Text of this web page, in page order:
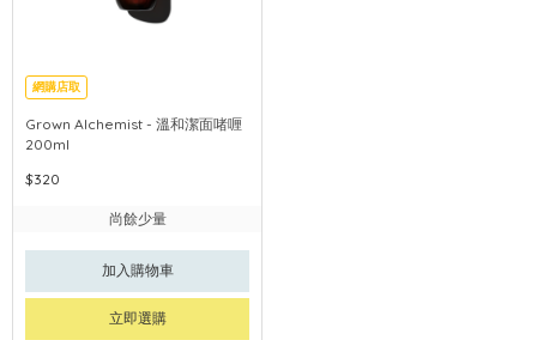
網購店取
Grown Alchemist - 溫和潔面啫喱
200ml
$320
尚餘少量
加入購物車
立即選購